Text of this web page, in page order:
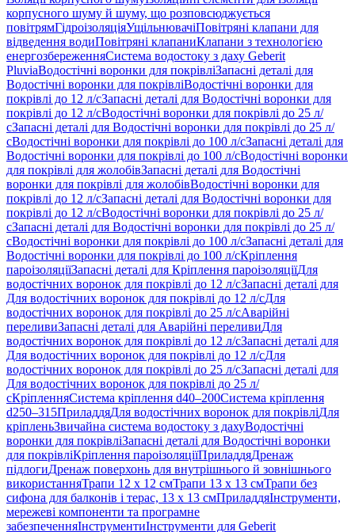
корпусного шуму й шуму, що розповсюджується
повітрямГідроізоляціяУщільнювачіПовітряні клапани для
відведення водиПовітряні клапаниКлапани з технологією
енергозбереженняСистема водостоку з даху Geberit
PluviaВодостічні воронки для покрівліЗапасні деталі для
Водостічні воронки для покрівліВодостічні воронки для
покрівлі до 12 л/сЗапасні деталі для Водостічні воронки для
покрівлі до 12 л/сВодостічні воронки для покрівлі до 25 л/
сЗапасні деталі для Водостічні воронки для покрівлі до 25 л/
сВодостічні воронки для покрівлі до 100 л/сЗапасні деталі для
Водостічні воронки для покрівлі до 100 л/сВодостічні воронки
для покрівлі для жолобівЗапасні деталі для Водостічні
воронки для покрівлі для жолобівВодостічні воронки для
покрівлі до 12 л/сЗапасні деталі для Водостічні воронки для
покрівлі до 12 л/сВодостічні воронки для покрівлі до 25 л/
сЗапасні деталі для Водостічні воронки для покрівлі до 25 л/
сВодостічні воронки для покрівлі до 100 л/сЗапасні деталі для
Водостічні воронки для покрівлі до 100 л/сКріплення
пароізоляціїЗапасні деталі для Кріплення пароізоляціїДля
водостічних воронок для покрівлі до 12 л/сЗапасні деталі для
Для водостічних воронок для покрівлі до 12 л/сДля
водостічних воронок для покрівлі до 25 л/сАварійні
переливиЗапасні деталі для Аварійні переливиДля
водостічних воронок для покрівлі до 12 л/сЗапасні деталі для
Для водостічних воронок для покрівлі до 12 л/сДля
водостічних воронок для покрівлі до 25 л/сЗапасні деталі для
Для водостічних воронок для покрівлі до 25 л/
сКріпленняСистема кріплення d40–200Система кріплення
d250–315ПриладдяДля водостічних воронок для покрівліДля
кріпленьЗвичайна система водостоку з дахуВодостічні
воронки для покрівліЗапасні деталі для Водостічні воронки
для покрівліКріплення пароізоляціїПриладдяДренаж
підлогиДренаж поверхонь для внутрішнього й зовнішнього
використанняТрапи 12 x 12 смТрапи 13 x 13 смТрапи без
сифона для балконів і терас, 13 x 13 смПриладдяІнструменти,
мережеві компоненти та програмне
забезпеченняІнструментиІнструменти для Geberit